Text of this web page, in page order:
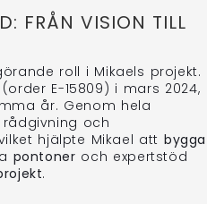
FRÅN VISION TILL
roll i Mikaels projekt.
(order E-15809) i mars 2024,
år. Genom hela
rådgivning och
hjälpte Mikael attbygga
pontoner och expertstöd
.